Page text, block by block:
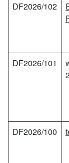
DF2026/102
DF2026/101
DF2026/100